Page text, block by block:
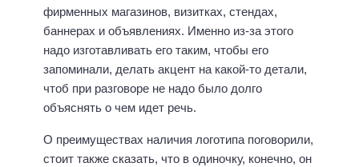
фирменных магазинов, визитках, стендах,
баннерах и объявлениях. Именно из-за этого
надо изготавливать его таким, чтобы его
запоминали, делать акцент на какой-то детали,
чтоб при разговоре не надо было долго
объяснять о чем идет речь.
О преимуществах наличия логотипа поговорили,
стоит также сказать, что в одиночку, конечно, он